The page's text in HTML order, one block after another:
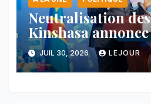
Neutralisation
Kinshasa
majeure et
face au Rwanda
JUIL 30, 2026 LEJOUR